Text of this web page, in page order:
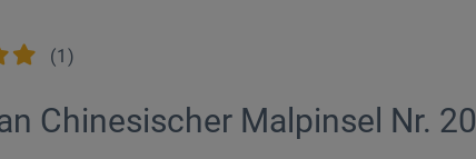
(1)
Chinesischer Malpinsel Nr.